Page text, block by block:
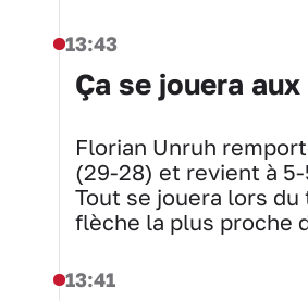
13:43
Ça se jouera
Florian Unruh
(29-28) et revient à
Tout se jouera lors du
flèche la plus proche
13:41